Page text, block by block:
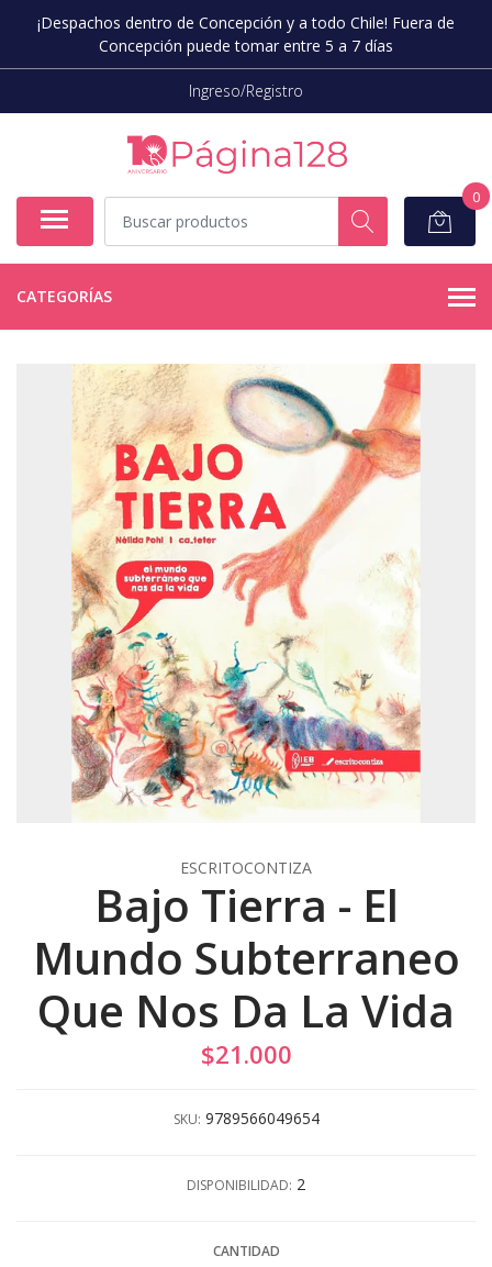
¡Despachos dentro de Concepción y a todo Chile! Fuera de
Concepción puede tomar entre 5 a 7 días
Ingreso/Registro
0
CATEGORÍAS
ESCRITOCONTIZA
Bajo Tierra - El
Mundo Subterraneo
Que Nos Da La Vida
$21.000
SKU: 9789566049654
DISPONIBILIDAD: 2
CANTIDAD